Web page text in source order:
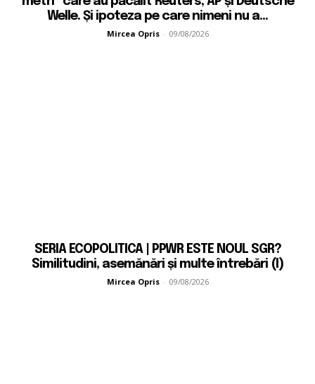
Welle. Și ipoteza pe care nimeni nu a...
Mircea Opris - 09/08/2026
SERIA ECOPOLITICA | PPWR ESTE NOUL SGR?
Similitudini, asemănări și multe întrebări (I)
Mircea Opris - 09/08/2026